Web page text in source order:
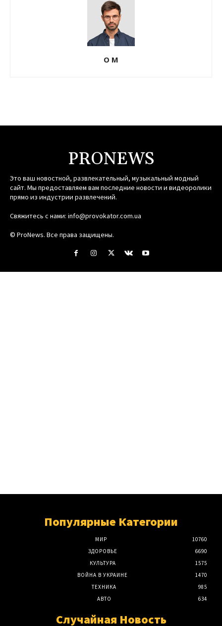
О М
PRONEWS
Это ваш новостной, развлекательный, музыкальный модный
сайт. Мы предоставляем вам последние новости и видеоролики
прямо из индустрии развлечений.
Свяжитесь с нами: info@provokator.com.ua
© ProNews. Все права защищены.
Популярные Категории
МИР
10760
ЗДОРОВЬЕ
6690
КУЛЬТУРА
1575
ВОЙНА В УКРАИНЕ
1470
ТЕХНИКА
985
АВТО
634
Случайная Новость